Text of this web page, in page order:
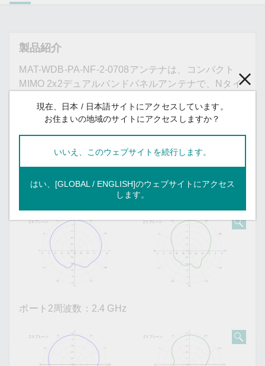
製品紹介
MAT-WDB-PA-NF-2-0708アンテナは、コンパクト
MIMO 2x2デュアルバンドパネルアンテナで、Nタイ
GHzと5 GHzの両方の周波数で使用でき、7/8 dBiの
利得を提供します。
ポート1周波数：2.4 GHz
ポート2周波数：2.4 GHz
現在、日本 / 日本語サイトにアクセスしています。
お住まいの地域のサイトにアクセスしますか？
いいえ、このウェブサイトを続行します。
はい、[GLOBAL / ENGLISH]のウェブサイトにアクセス
します。